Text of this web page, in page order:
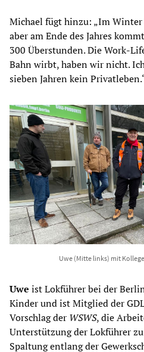
Michael fügt hinzu: „Im
aber am Ende des Jahres
300 Überstunden. Die Work-
Bahn wirbt, haben wir nicht.
sieben Jahren kein
Uwe (Mitte links) mit
Uwe ist Lokführer bei der
Kinder und ist Mitglied der
Vorschlag der WSWS, die
Unterstützung der Lokführer
Spaltung entlang der